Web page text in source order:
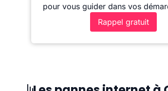
pour vous guider dans vos
Rappel gratuit